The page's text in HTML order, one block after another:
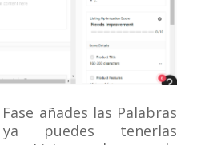
añades las Palabras
puedes tenerlas